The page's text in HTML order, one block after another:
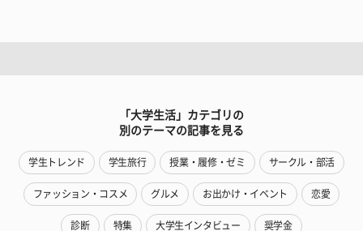
「大学生活」カテゴリの
別のテーマの記事を見る
学生トレンド 学生旅行 授業・履修・ゼミ サークル・部活
ファッション・コスメ グルメ お出かけ・イベント 恋愛
診断 特集 大学生インタビュー 奨学金